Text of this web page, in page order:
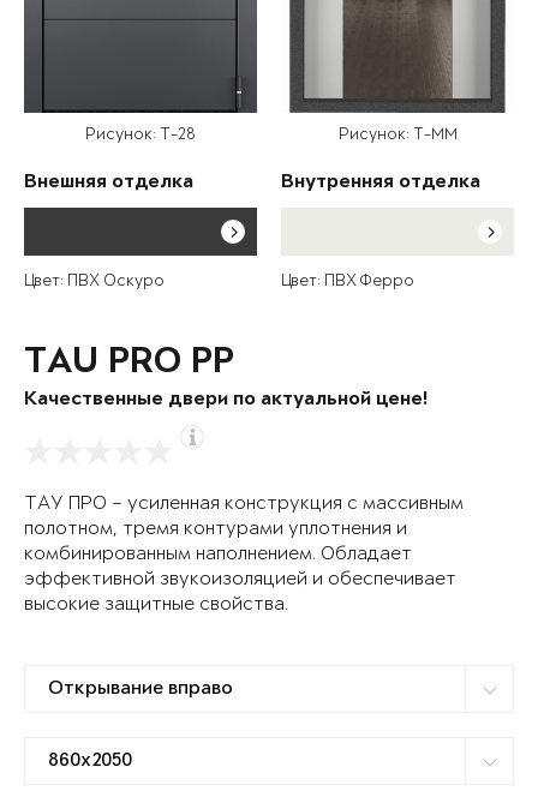
Рисунок: T-28
Внешняя отделка
Цвет: ПВХ Оскуро
Рисунок: T-MM
Внутренняя отделка
Цвет: ПВХ Ферро
TAU PRO PP
Качественные двери по актуальной цене!
ТАУ ПРО – усиленная конструкция с массивным
полотном, тремя контурами уплотнения и
комбинированным наполнением. Обладает
эффективной звукоизоляцией и обеспечивает
высокие защитные свойства.